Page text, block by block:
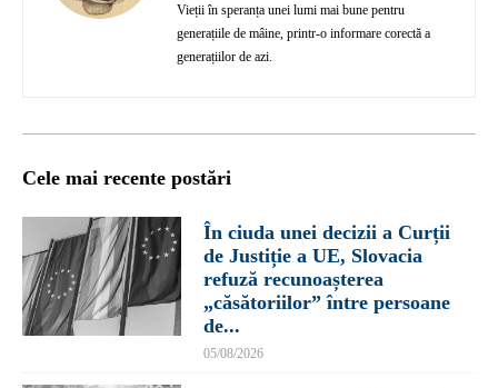
Vieții în speranța unei lumi mai bune pentru
generațiile de mâine, printr-o informare corectă a
generațiilor de azi.
Cele mai recente postări
În ciuda unei decizii a Curții
de Justiție a UE, Slovacia
refuză recunoașterea
„căsătoriilor” între persoane
de...
05/08/2026